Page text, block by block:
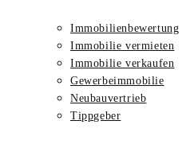
Immobilienbewertung
Immobilie vermieten
Immobilie verkaufen
Gewerbeimmobilie
Neubauvertrieb
Tippgeber